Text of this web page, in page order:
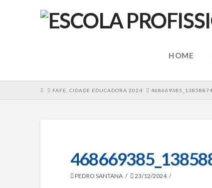
HOME
HOMEFAFE, CIDADE EDUCADORA 2024
PEDRO SANTANA 23/12/2024